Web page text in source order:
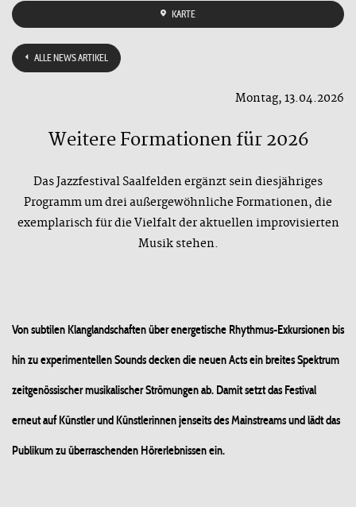
KARTE
ALLE NEWS ARTIKEL
Montag, 13.04.2026
Weitere Formationen für 2026
Das Jazzfestival Saalfelden ergänzt sein diesjähriges
Programm um drei außergewöhnliche Formationen, die
exemplarisch für die Vielfalt der aktuellen improvisierten
Musik stehen.
Von subtilen Klanglandschaften über energetische Rhythmus-Exkursionen bis
hin zu experimentellen Sounds decken die neuen Acts ein breites Spektrum
zeitgenössischer musikalischer Strömungen ab. Damit setzt das Festival
erneut auf Künstler und Künstlerinnen jenseits des Mainstreams und lädt das
Publikum zu überraschenden Hörerlebnissen ein.